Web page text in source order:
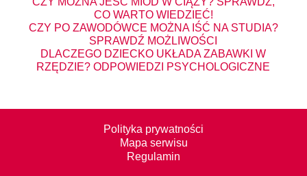
CO WARTO WIEDZIEĆ!
CZY PO ZAWODÓWCE MOŻNA IŚĆ NA STUDIA?
SPRAWDŹ MOŻLIWOŚCI
DLACZEGO DZIECKO UKŁADA ZABAWKI W
RZĘDZIE? ODPOWIEDZI PSYCHOLOGICZNE
Polityka prywatności
Mapa serwisu
Regulamin